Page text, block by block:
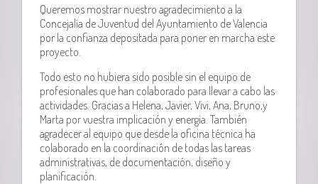
Queremos mostrar nuestro agradecimiento a la
Concejalía de Juventud del Ayuntamiento de Valencia
por la confianza depositada para poner en marcha este
proyecto.
Todo esto no hubiera sido posible sin el equipo de
profesionales que han colaborado para llevar a cabo las
actividades. Gracias a Helena, Javier, Vivi, Ana, Bruno,y
Marta por vuestra implicación y energía. También
agradecer al equipo que desde la oficina técnica ha
colaborado en la coordinación de todas las tareas
administrativas, de documentación, diseño y
planificación.